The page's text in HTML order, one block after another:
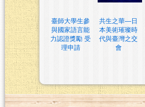
臺師大學生參
與國家語言能
力認證獎勵 受
理申請
共生之華—日
本美術璀璨時
代與臺灣之交
會